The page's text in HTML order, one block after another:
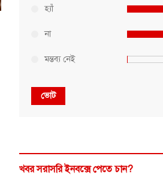
হ্যাঁ
না
মন্তব্য নেই
ভোট
খবর সরাসরি ইনবক্সে পেতে চান?